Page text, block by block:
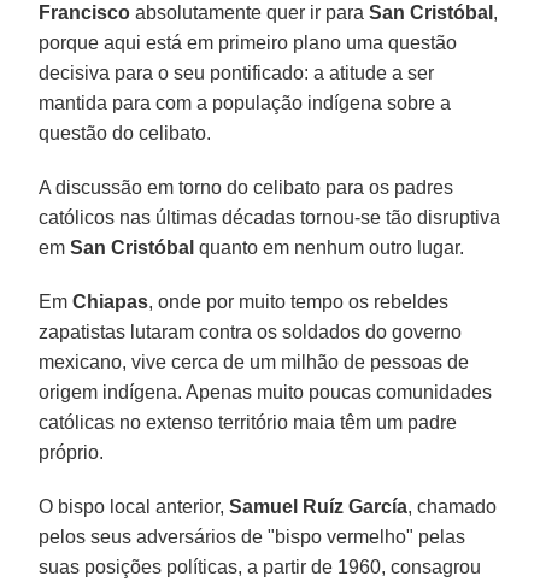
Francisco absolutamente quer ir paraSan Cristóbal ,
porque aqui está em primeiro plano uma questão
decisiva para o seu pontificado: a atitude a ser
mantida para com a população indígena sobre a
questão do celibato.
A discussão em torno do celibato para os padres
católicos nas últimas décadas tornou-se tão disruptiva
emSan Cristóbal quanto em nenhum outro lugar.
EmChiapas, onde por muito tempo os rebeldes
zapatistas lutaram contra os soldados do governo
mexicano, vive cerca de um milhão de pessoas de
origem indígena. Apenas muito poucas comunidades
católicas no extenso território maia têm um padre
próprio.
O bispo local anterior,Samuel Ruíz García, chamado
pelos seus adversários de "bispo vermelho" pelas
suas posições políticas, a partir de 1960, consagrou